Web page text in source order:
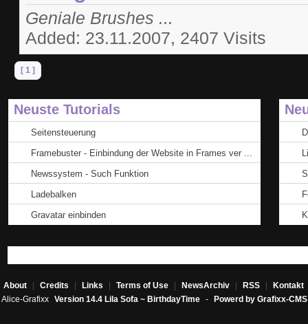
Geniale Brushes ...
Added: 23.11.2007, 2407 Visits
[ 1 ]
Neuste Tutorials
Seitensteuerung
Framebuster - Einbindung der Website in Frames ver ...
Newssystem - Such Funktion
Ladebalken
Gravatar einbinden
About Credits Links Terms of Use NewsArchiv RSS Kontakt
Alice-Grafixx Version 14.4 Lila Sofa ~ BirthdayTime - Powerd by Grafixx-CMS